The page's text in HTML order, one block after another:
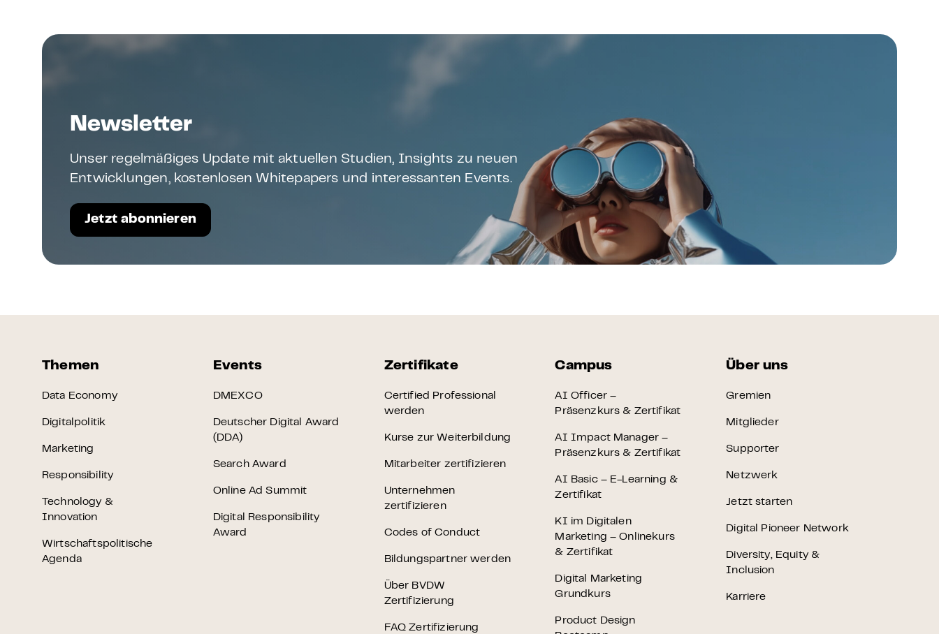
Newsletter
Unser regelmäßiges Update mit aktuellen Studien, Insights zu neuen
Entwicklungen, kostenlosen Whitepapers und interessanten Events.
Jetzt abonnieren
Themen
Data Economy
Digitalpolitik
Marketing
Responsibility
Technology &
Innovation
Wirtschaftspolitische
Agenda
Events
DMEXCO
Deutscher Digital Award
(DDA)
Search Award
Online Ad Summit
Digital Responsibility
Award
Zertifikate
Certified Professional
werden
Kurse zur Weiterbildung
Mitarbeiter zertifizieren
Unternehmen
zertifizieren
Codes of Conduct
Bildungspartner werden
Über BVDW
Zertifizierung
FAQ Zertifizierung
Campus
AI Officer –
Präsenzkurs & Zertifikat
AI Impact Manager –
Präsenzkurs & Zertifikat
AI Basic – E-Learning &
Zertifikat
KI im Digitalen
Marketing – Onlinekurs
& Zertifikat
Digital Marketing
Grundkurs
Product Design
Über uns
Gremien
Mitglieder
Supporter
Netzwerk
Jetzt starten
Digital Pioneer Network
Diversity, Equity &
Inclusion
Karriere